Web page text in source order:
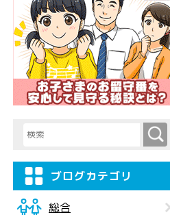
検索キーワード入力 検索
ブログカテゴリ
総合